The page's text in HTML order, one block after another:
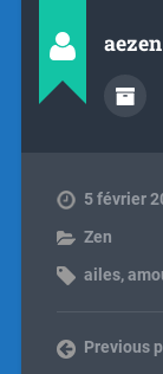
aezen
5 février
Zen
ailes,
Previous